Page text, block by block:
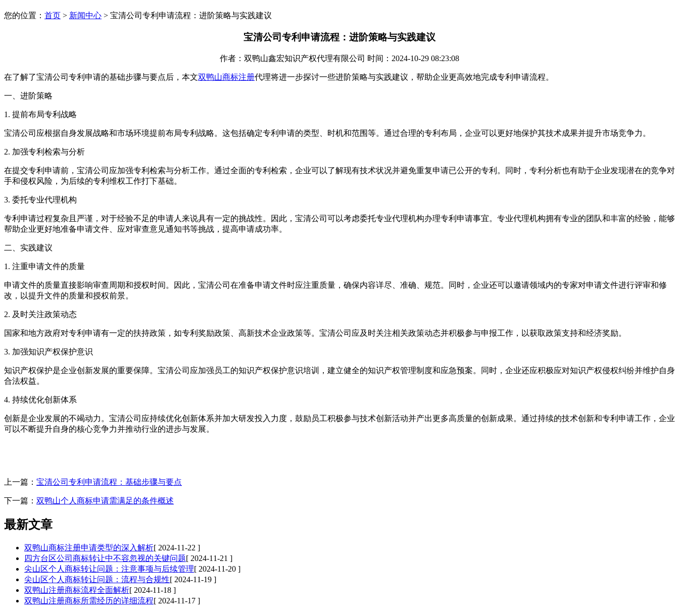
您的位置： 首页 > 新闻中心 > 宝清公司专利申请流程：进阶策略与实践建议
宝清公司专利申请流程：进阶策略与实践建议
作者：双鸭山鑫宏知识产权代理有限公司 时间：2024-10-29 08:23:08
在了解了宝清公司专利申请的基础步骤与要点后，本文双鸭山商标注册代理将进一步探讨一些进阶策略与实践建议，帮助企业更高效地完成专利申请流程。
一、进阶策略
‌1. 提前布局专利战略‌
宝清公司应根据自身发展战略和市场环境提前布局专利战略。这包括确定专利申请的类型、时机和范围等。通过合理的专利布局，企业可以更好地保护其技术成果并提升市场竞争力。
‌2. 加强专利检索与分析‌
在提交专利申请前，宝清公司应加强专利检索与分析工作。通过全面的专利检索，企业可以了解现有技术状况并避免重复申请已公开的专利。同时，专利分析也有助于企业发现潜在的竞争对
手和侵权风险，为后续的专利维权工作打下基础。
‌3. 委托专业代理机构‌
专利申请过程复杂且严谨，对于经验不足的申请人来说具有一定的挑战性。因此，宝清公司可以考虑委托专业代理机构办理专利申请事宜。专业代理机构拥有专业的团队和丰富的经验，能够
帮助企业更好地准备申请文件、应对审查意见通知书等挑战，提高申请成功率。
二、实践建议
‌1. 注重申请文件的质量‌
申请文件的质量直接影响审查周期和授权时间。因此，宝清公司在准备申请文件时应注重质量，确保内容详尽、准确、规范。同时，企业还可以邀请领域内的专家对申请文件进行评审和修
改，以提升文件的质量和授权前景。
‌2. 及时关注政策动态‌
国家和地方政府对专利申请有一定的扶持政策，如专利奖励政策、高新技术企业政策等。宝清公司应及时关注相关政策动态并积极参与申报工作，以获取政策支持和经济奖励。
‌3. 加强知识产权保护意识‌
知识产权保护是企业创新发展的重要保障。宝清公司应加强员工的知识产权保护意识培训，建立健全的知识产权管理制度和应急预案。同时，企业还应积极应对知识产权侵权纠纷并维护自身
合法权益。
‌4. 持续优化创新体系‌
创新是企业发展的不竭动力。宝清公司应持续优化创新体系并加大研发投入力度，鼓励员工积极参与技术创新活动并产出更多高质量的创新成果。通过持续的技术创新和专利申请工作，企业
可以不断提升自身的核心竞争力并推动行业的进步与发展。
上一篇： 宝清公司专利申请流程：基础步骤与要点
下一篇： 双鸭山个人商标申请需满足的条件概述
最新文章
双鸭山商标注册申请类型的深入解析[ 2024-11-22 ]
四方台区公司商标转让中不容忽视的关键问题[ 2024-11-21 ]
尖山区个人商标转让问题：注意事项与后续管理[ 2024-11-20 ]
尖山区个人商标转让问题：流程与合规性[ 2024-11-19 ]
双鸭山注册商标流程全面解析[ 2024-11-18 ]
双鸭山注册商标所需经历的详细流程[ 2024-11-17 ]